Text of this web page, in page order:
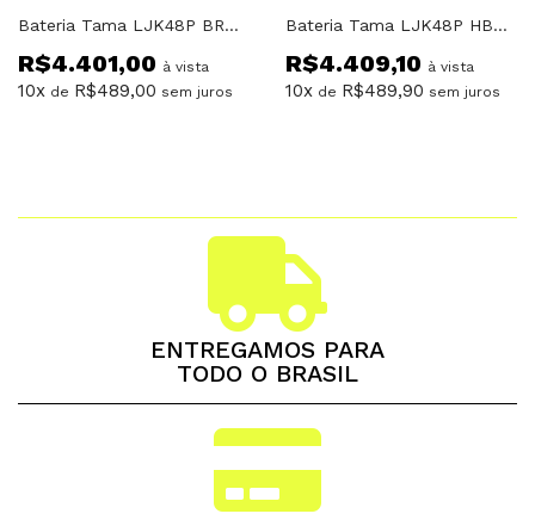
Senha perdida?
Bateria Tama LJK48P BRM Club JAM Kit
R$4.401,00 à vista
10x de R$489,00 sem juros
Bateria Tama LJK48P HBK Club JAM Kit
R$4.409,10 à vista
10x de R$489,90 sem juros
ENTREGAMOS PARA
TODO O BRASIL